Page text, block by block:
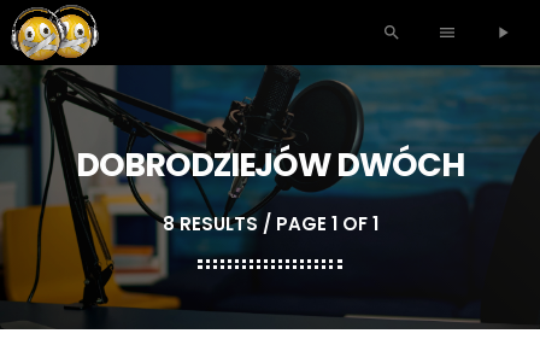
search menu play_arrow
DOBRODZIEJÓW DWÓCH
8 RESULTS / PAGE 1 OF 1